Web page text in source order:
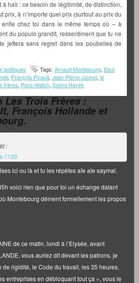
haïr : ce besoin de légitimité, de distinction,
prix, à n’importe quel prix (surtout au prix du
chez toi dans le même temps où – à
du populo grandit, ressentiment que tu ne
jettera sans regret dans les poubelles de
politiques Tags: Arnaud Montebourg, Elsa
, François Pinault, Jean-Pierre Jouyet, le
frères, Paris-Match, Salma Hayek
Les Trois Frères :
François Hollande et
:
17:03
ici ou là et tu les répètes aïe aïe saymal.
voici rien que pour toi un échange datant
Montebourg dément formellement les propos
de ce matin, lundi à l’Elysée, avant
vous auriez dit devant les patrons, je
de rigidité, le Code du travail, les 35 heures,
entreprises en débloquant tout ça », vous le